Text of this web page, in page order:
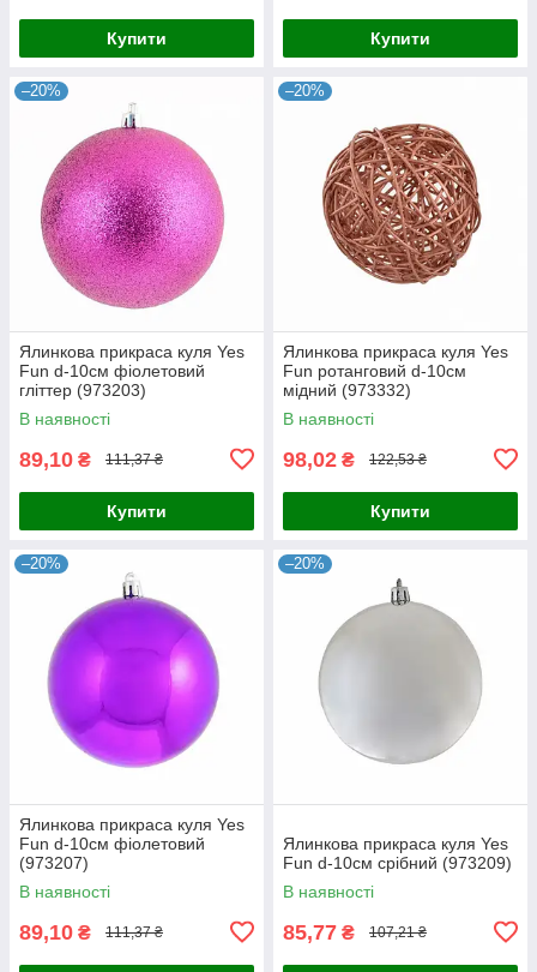
Купити Купити
–20%
Ялинкова прикраса куля Yes
Fun d-10см фіолетовий
гліттер (973203)
В наявності
89,10 ₴ 111,37 ₴
Купити
–20%
Ялинкова прикраса куля Yes
Fun ротанговий d-10см
мідний (973332)
В наявності
98,02 ₴ 122,53 ₴
Купити
–20%
Ялинкова прикраса куля Yes
Fun d-10см фіолетовий
(973207)
В наявності
89,10 ₴ 111,37 ₴
–20%
Ялинкова прикраса куля Yes
Fun d-10см срібний (973209)
В наявності
85,77 ₴ 107,21 ₴